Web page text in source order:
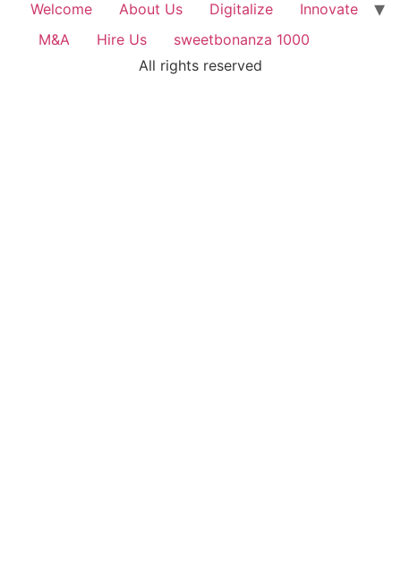
Welcome
About Us Digitalize
Innovate
M&A
Hire Us
sweetbonanza 1000
All rights reserved